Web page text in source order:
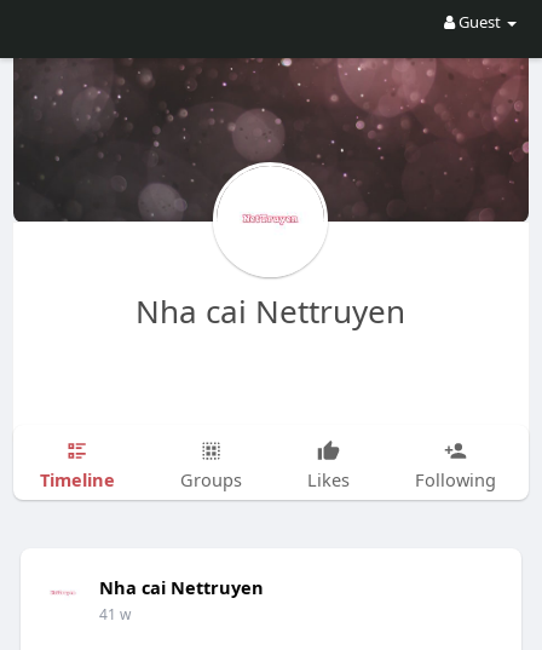
Guest
Nha cai Nettruyen
Timeline Groups Likes Following
Nha cai Nettruyen
41 w